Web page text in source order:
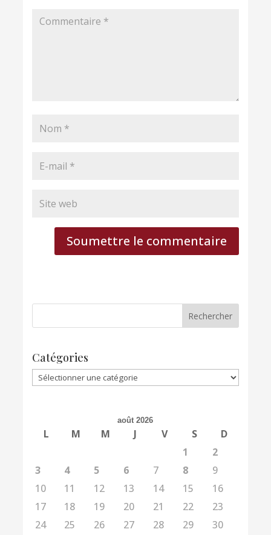
Soumettre le commentaire
Catégories
Catégories
août 2026
L M M J V S
D
1
2
3
4 5 6 7 8
9
10
11 12 13 14 15
16
17
18 19 20 21 22
23
24
25 26 27 28 29 30